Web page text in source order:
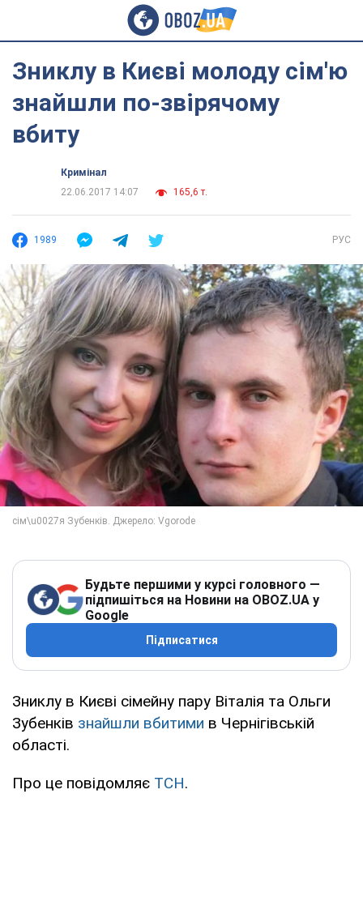
Зниклу в Києві молоду сім'ю
знайшли по-звірячому
вбиту
Кримінал
22.06.2017 14:07
165,6 т.
1989 РУС
Будьте першими у курсі головного —
підпишіться на Новини на OBOZ.UA у
Google
Підписатися
Зниклу в Києві сімейну пару Віталія та Ольги
Зубенків знайшли вбитими в Чернігівській
області.
Про це повідомляє ТСН.